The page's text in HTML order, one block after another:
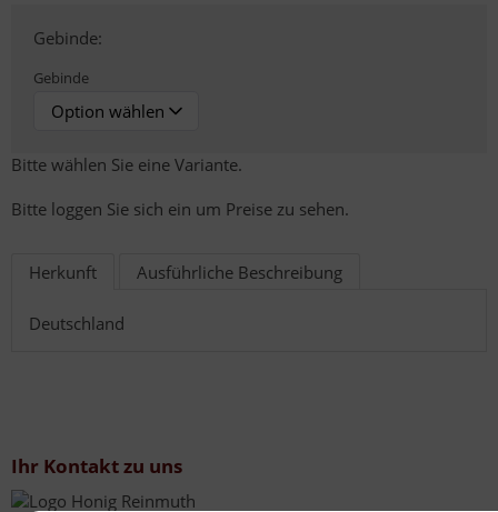
Gebinde:
Gebinde
Bitte wählen Sie eine Variante.
Bitte loggen Sie sich ein um Preise zu sehen.
Herkunft Ausführliche Beschreibung
Deutschland
Ihr Kontakt zu uns